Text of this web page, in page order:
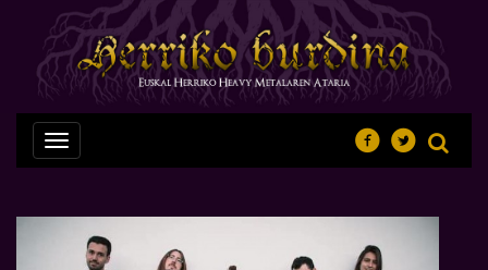
Nabegazioa
ireki